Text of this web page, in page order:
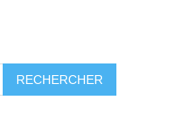
RECHERCHER